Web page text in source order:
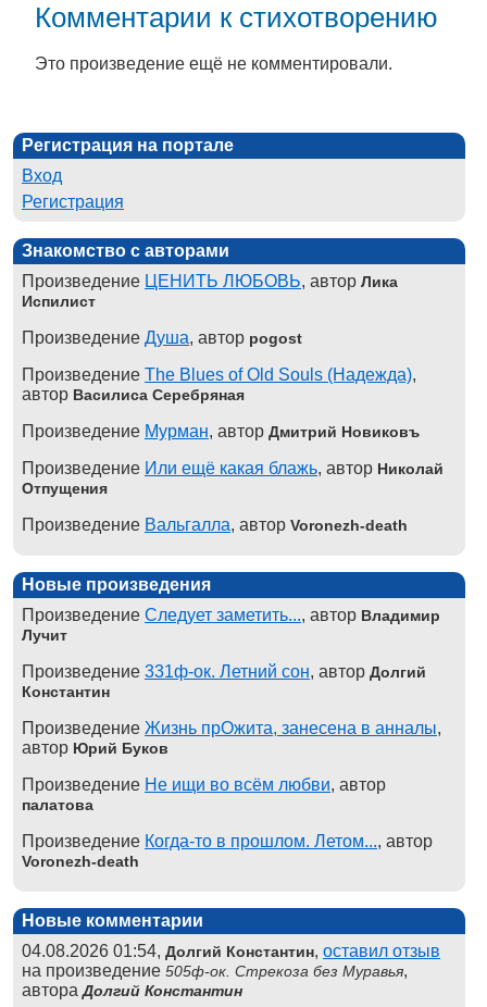
Комментарии к стихотворению
Это произведение ещё не комментировали.
Регистрация на портале
Вход
Регистрация
Знакомство с авторами
Произведение ЦЕНИТЬ ЛЮБОВЬ, автор Лика
Испилист
Произведение Душа, автор pogost
Произведение The Blues of Old Souls (Надежда),
автор Василиса Серебряная
Произведение Мурман, автор Дмитрий Новиковъ
Произведение Или ещё какая блажь, автор Николай
Отпущения
Произведение Вальгалла, автор Voronezh-death
Новые произведения
Произведение Следует заметить..., автор Владимир
Лучит
Произведение 331ф-ок. Летний сон, автор Долгий
Константин
Произведение Жизнь прОжита, занесена в анналы,
автор Юрий Буков
Произведение Не ищи во всём любви, автор
палатова
Произведение Когда-то в прошлом. Летом..., автор
Voronezh-death
Новые комментарии
04.08.2026 01:54, Долгий Константин, оставил отзыв
на произведение 505ф-ок. Стрекоза без Муравья,
автораДолгий Константин